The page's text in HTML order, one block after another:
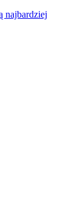
najbardziej